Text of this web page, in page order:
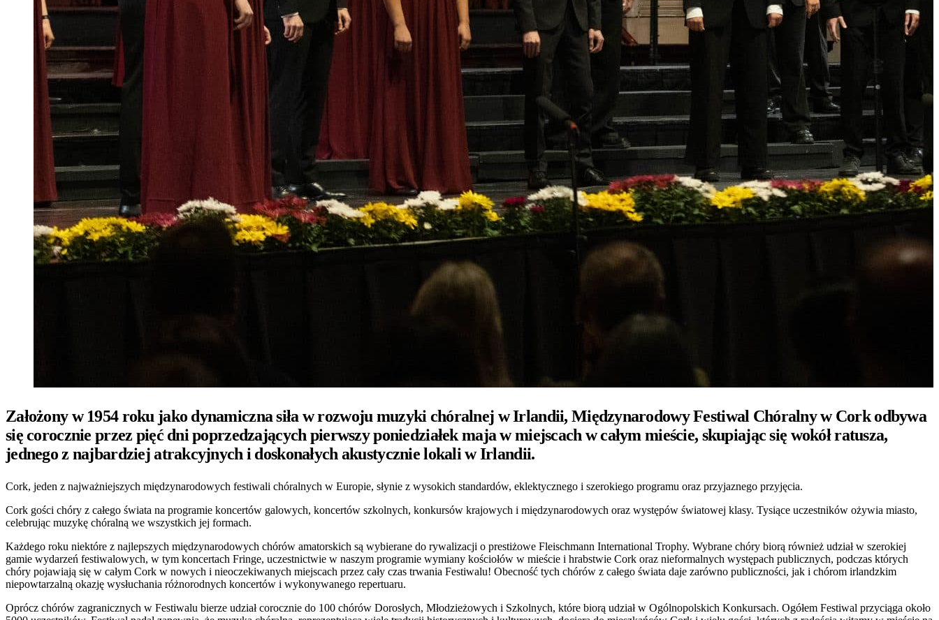
Założony w 1954 roku jako dynamiczna siła w rozwoju muzyki chóralnej w Irlandii, Międzynarodowy Festiwal Chóralny w Cork odbywa
się corocznie przez pięć dni poprzedzających pierwszy poniedziałek maja w miejscach w całym mieście, skupiając się wokół ratusza,
jednego z najbardziej atrakcyjnych i doskonałych akustycznie lokali w Irlandii.
Cork, jeden z najważniejszych międzynarodowych festiwali chóralnych w Europie, słynie z wysokich standardów, eklektycznego i szerokiego programu oraz przyjaznego przyjęcia.
Cork gości chóry z całego świata na programie koncertów galowych, koncertów szkolnych, konkursów krajowych i międzynarodowych oraz występów światowej klasy. Tysiące uczestników ożywia miasto,
celebrując muzykę chóralną we wszystkich jej formach.
Każdego roku niektóre z najlepszych międzynarodowych chórów amatorskich są wybierane do rywalizacji o prestiżowe Fleischmann International Trophy. Wybrane chóry biorą również udział w szerokiej
gamie wydarzeń festiwalowych, w tym koncertach Fringe, uczestnictwie w naszym programie wymiany kościołów w mieście i hrabstwie Cork oraz nieformalnych występach publicznych, podczas których
chóry pojawiają się w całym Cork w nowych i nieoczekiwanych miejscach przez cały czas trwania Festiwalu! Obecność tych chórów z całego świata daje zarówno publiczności, jak i chórom irlandzkim
niepowtarzalną okazję wysłuchania różnorodnych koncertów i wykonywanego repertuaru.
Oprócz chórów zagranicznych w Festiwalu bierze udział corocznie do 100 chórów Dorosłych, Młodzieżowych i Szkolnych, które biorą udział w Ogólnopolskich Konkursach. Ogółem Festiwal przyciąga około